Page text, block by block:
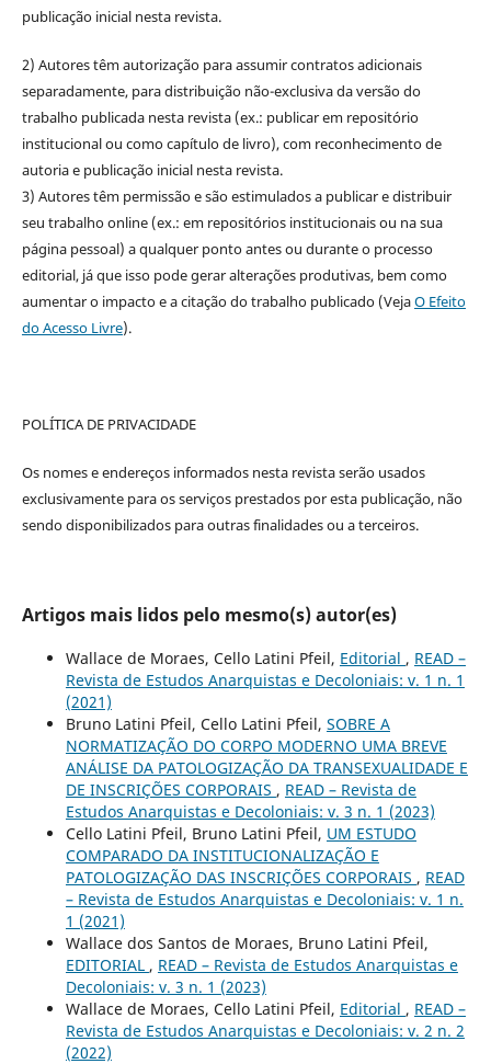
publicação inicial nesta revista.
2) Autores têm autorização para assumir contratos adicionais
separadamente, para distribuição não-exclusiva da versão do
trabalho publicada nesta revista (ex.: publicar em repositório
institucional ou como capítulo de livro), com reconhecimento de
autoria e publicação inicial nesta revista.
3) Autores têm permissão e são estimulados a publicar e distribuir
seu trabalho online (ex.: em repositórios institucionais ou na sua
página pessoal) a qualquer ponto antes ou durante o processo
editorial, já que isso pode gerar alterações produtivas, bem como
aumentar o impacto e a citação do trabalho publicado (VejaO Efeito
do Acesso Livre).
POLÍTICA DE PRIVACIDADE
Os nomes e endereços informados nesta revista serão usados
exclusivamente para os serviços prestados por esta publicação, não
sendo disponibilizados para outras finalidades ou a terceiros.
Artigos mais lidos pelo mesmo(s) autor(es)
Wallace de Moraes, Cello Latini Pfeil, Editorial , READ –
Revista de Estudos Anarquistas e Decoloniais: v. 1 n. 1
(2021)
Bruno Latini Pfeil, Cello Latini Pfeil, SOBRE A
NORMATIZAÇÃO DO CORPO MODERNO UMA BREVE
ANÁLISE DA PATOLOGIZAÇÃO DA TRANSEXUALIDADE E
DE INSCRIÇÕES CORPORAIS , READ – Revista de
Estudos Anarquistas e Decoloniais: v. 3 n. 1 (2023)
Cello Latini Pfeil, Bruno Latini Pfeil, UM ESTUDO
COMPARADO DA INSTITUCIONALIZAÇÃO E
PATOLOGIZAÇÃO DAS INSCRIÇÕES CORPORAIS , READ
– Revista de Estudos Anarquistas e Decoloniais: v. 1 n.
1 (2021)
Wallace dos Santos de Moraes, Bruno Latini Pfeil,
EDITORIAL , READ – Revista de Estudos Anarquistas e
Decoloniais: v. 3 n. 1 (2023)
Wallace de Moraes, Cello Latini Pfeil, Editorial , READ –
Revista de Estudos Anarquistas e Decoloniais: v. 2 n. 2
(2022)